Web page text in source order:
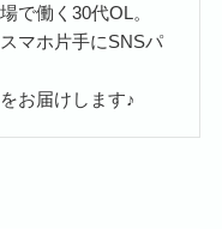
で働く30代OL。
マホ片手にSNSパ
お届けします♪